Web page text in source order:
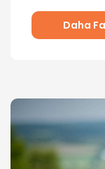
Stresin
kullanması
Daha